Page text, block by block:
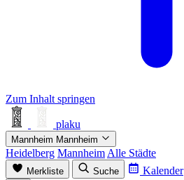
Zum Inhalt springen
plaku
Mannheim Mannheim
Heidelberg Mannheim Alle Städte
Merkliste Suche Kalender